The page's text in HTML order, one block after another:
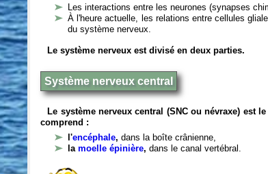
Les interactions entre les neurones (synapses
À l'heure actuelle, les relations entre cellules
du système nerveux.
Le système nerveux est divisé en deux parties.
Système nerveux central
Le système nerveux central (SNC ou névraxe) est
comprend :
l'encéphale,dans la boîte crânienne,
lamoelle épinière,dans le canal vertébral.